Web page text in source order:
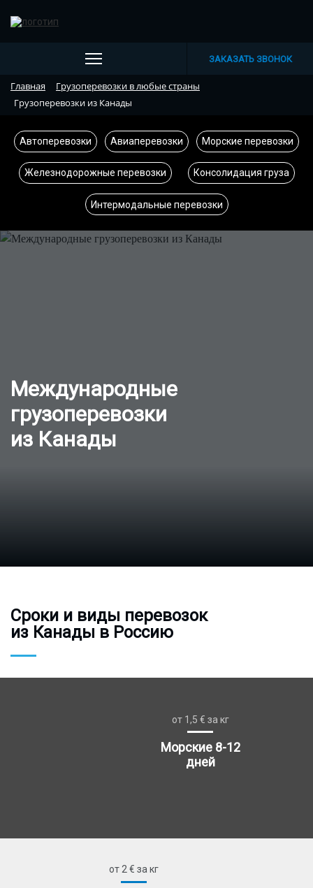
ЗАКАЗАТЬ ЗВОНОК
Главная
Грузоперевозки в любые страны
Грузоперевозки из Канады
Автоперевозки Авиаперевозки Морские перевозки
Железнодорожные перевозки Консолидация груза
Интермодальные перевозки
Международные
грузоперевозки
из Канады
Сроки и виды перевозок
из Канады в Россию
от 1,5 € за кг
Морские 8-12
дней
от 2 € за кг